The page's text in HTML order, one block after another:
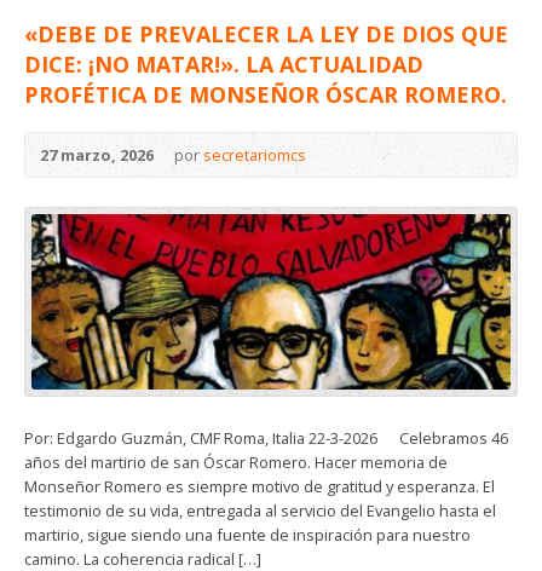
«DEBE DE PREVALECER LA LEY DE DIOS QUE
DICE: ¡NO MATAR!». LA ACTUALIDAD
PROFÉTICA DE MONSEÑOR ÓSCAR ROMERO.
27 marzo, 2026 por secretariomcs
Por: Edgardo Guzmán, CMF Roma, Italia 22-3-2026 Celebramos 46
años del martirio de san Óscar Romero. Hacer memoria de
Monseñor Romero es siempre motivo de gratitud y esperanza. El
testimonio de su vida, entregada al servicio del Evangelio hasta el
martirio, sigue siendo una fuente de inspiración para nuestro
camino. La coherencia radical […]